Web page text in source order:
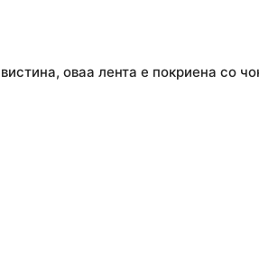
оваа лента е покриена со